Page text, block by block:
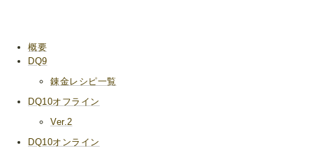
概要
DQ9
錬金レシピ一覧
DQ10オフライン
Ver.2
DQ10オンライン